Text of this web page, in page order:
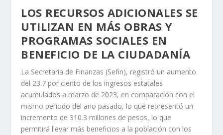
LOS RECURSOS ADICIONALES SE
UTILIZAN EN MÁS OBRAS Y
PROGRAMAS SOCIALES EN
BENEFICIO DE LA CIUDADANÍA
La Secretaría de Finanzas (Sefin), registró un aumento
del 23.7 por ciento de los ingresos estatales
acumulados a marzo de 2023, en comparación con el
mismo periodo del año pasado, lo que representó un
incremento de 310.3 millones de pesos, lo que
permitirá llevar más beneficios a la población con los